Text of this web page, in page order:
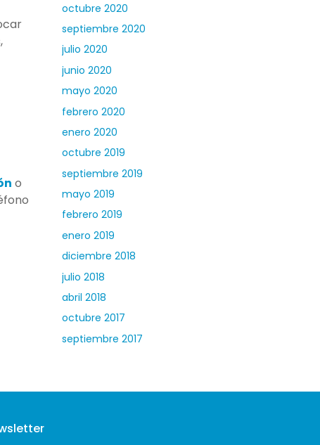
o
octubre 2020
septiembre 2020
julio 2020
junio 2020
mayo 2020
febrero 2020
enero 2020
octubre 2019
septiembre 2019
mayo 2019
febrero 2019
enero 2019
diciembre 2018
julio 2018
abril 2018
octubre 2017
septiembre 2017